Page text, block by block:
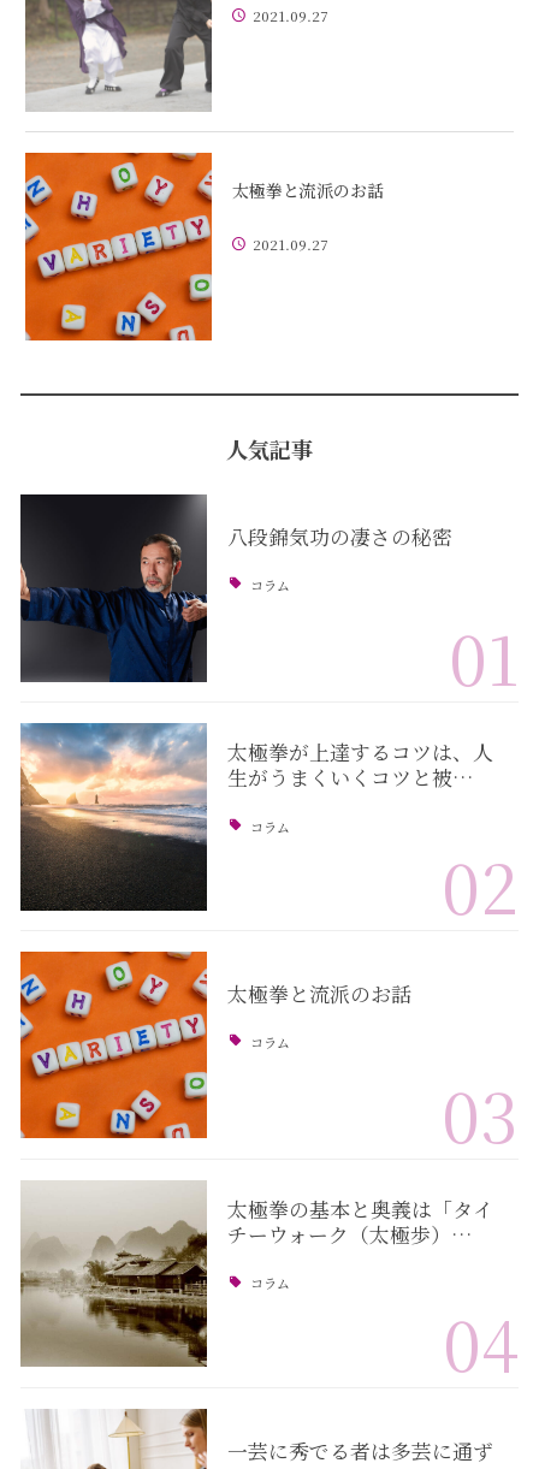
2021.09.27
太極拳と流派のお話
2021.09.27
人気記事
八段錦気功の凄さの秘密
コラム
01
太極拳が上達するコツは、人
生がうまくいくコツと被…
コラム
02
太極拳と流派のお話
コラム
03
太極拳の基本と奥義は「タイ
チーウォーク（太極歩）…
コラム
04
一芸に秀でる者は多芸に通ず